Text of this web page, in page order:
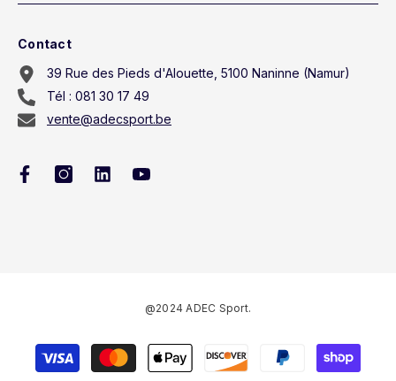
Contact
39 Rue des Pieds d'Alouette, 5100 Naninne (Namur)
Tél : 081 30 17 49
vente@adecsport.be
@2024 ADEC Sport.
Méthodes